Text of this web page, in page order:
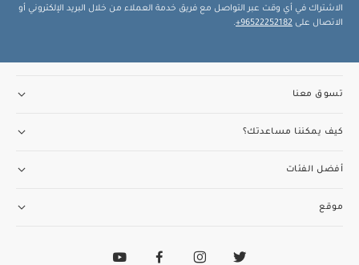
الاشتراك في أي وقت عبر التواصل مع فريق خدمة العملاء من خلال البريد الإلكتروني أو
الاتصال على 96522252182+
.
تسوق معنا
كيف يمكننا مساعدتك؟
أفضل الفئات
موقع